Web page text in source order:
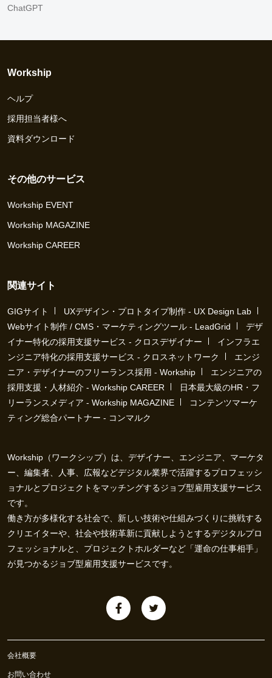
ChatGPT
Workship
ヘルプ
採用担当者様へ
資料ダウンロード
その他のサービス
Workship EVENT
Workship MAGAZINE
Workship CAREER
関連サイト
GIGサイト
UXデザイン・プロトタイプ制作 - UX Design Lab
Webサイト制作 / CMS・マーケティングツール - LeadGrid
デザ
イナー特化の採用支援サービス - クロスデザイナー
インフラエ
ンジニア特化の採用支援サービス - クロスネットワーク
エンジ
ニア・デザイナーのフリーランス採用 - Workship
エンジニアの
採用支援・人材紹介 - Workship CAREER
日本最大級のHR・フ
リーランスメディア - Workship MAGAZINE
コンテンツマーケ
ティング総合パートナー - コンマルク
Workship（ワークシップ）は、デザイナー、エンジニア、マーケタ
ー、編集者、人事、広報などデジタル業界で活躍するプロフェッシ
ョナルとプロジェクトをマッチングするジョブ型雇用支援サービス
です。
働き方が多様化する社会で、新しい技術や仕組みづくりに挑戦する
クリエイターや、社会や技術革新に貢献しようとするデジタルプロ
フェッショナルと、プロジェクトホルダーなど「運命の仕事相手」
が見つかるジョブ型雇用支援サービスです。
会社概要
お問い合わせ